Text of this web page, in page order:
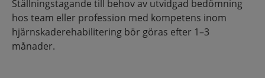
Ställningstagande till behov av utvidgad bedömning
hos team eller profession med kompetens inom
hjärnskaderehabilitering bör göras efter 1–3
månader.